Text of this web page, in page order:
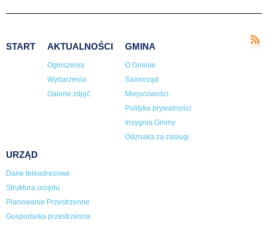
START AKTUALNOŚCI
Ogłoszenia
Wydarzenia
Galerie zdjęć
GMINA
O Gminie
Samorząd
Miejscowości
Polityka prywatności
Insygnia Gminy
Odznaka za zasługi
URZĄD
Dane teleadresowe
Struktura urzędu
Planowanie Przestrzenne
Gospodarka przestrzenna